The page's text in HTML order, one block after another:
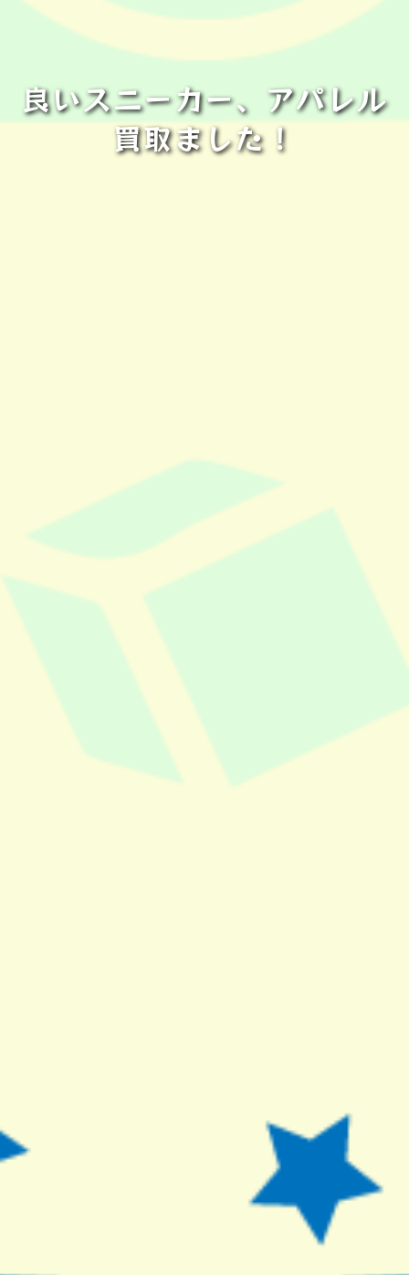
良いスニーカー、アパレル
買取ました！